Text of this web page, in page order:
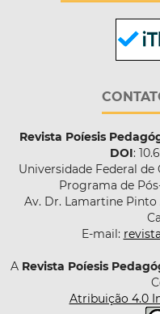
Revista Poíesis
DOI:
Universidade Federal de
Programa de
Av. Dr. Lamartine Pinto
E-mail:
A Revista Poíesis
Atribuição 4.0